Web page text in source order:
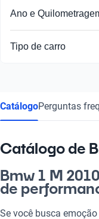
Ano e
Tipo de carro
CatálogoPerguntas
Catálogo de
Bmw 1 M
de
Se você busca